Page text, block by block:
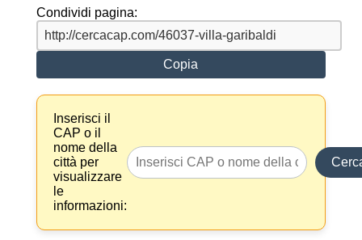
Condividi pagina:
Copia
Inserisci il
CAP o il
nome della
città per
visualizzare
le
informazioni: